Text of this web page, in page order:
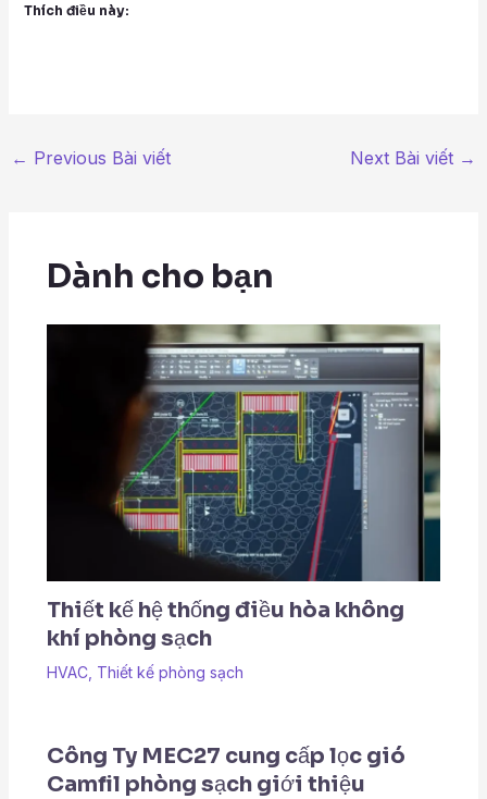
Thích điều này:
← Previous Bài viết Next Bài viết →
Dành cho bạn
Thiết kế hệ thống điều hòa không
khí phòng sạch
HVAC, Thiết kế phòng sạch
Công Ty MEC27 cung cấp lọc gió
Camfil phòng sạch giới thiệu